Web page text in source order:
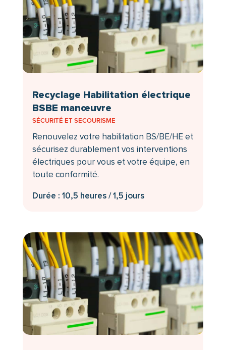
Recyclage Habilitation électrique
BSBE manœuvre
SÉCURITÉ ET SECOURISME
Renouvelez votre habilitation BS/BE/HE et
sécurisez durablement vos interventions
électriques pour vous et votre équipe, en
toute conformité.
Durée : 10,5 heures / 1,5 jours